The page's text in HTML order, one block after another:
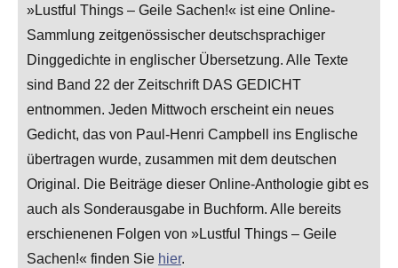
»Lustful Things – Geile Sachen!« ist eine Online-
Sammlung zeitgenössischer deutschsprachiger
Dinggedichte in englischer Übersetzung. Alle Texte
sind Band 22 der Zeitschrift DAS GEDICHT
entnommen. Jeden Mittwoch erscheint ein neues
Gedicht, das von Paul-Henri Campbell ins Englische
übertragen wurde, zusammen mit dem deutschen
Original. Die Beiträge dieser Online-Anthologie gibt es
auch als Sonderausgabe in Buchform. Alle bereits
erschienenen Folgen von »Lustful Things – Geile
Sachen!« finden Sie hier.